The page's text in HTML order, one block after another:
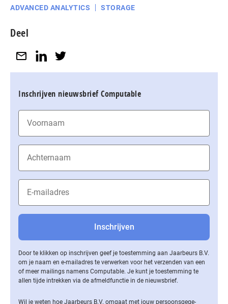
ADVANCED ANALYTICS STORAGE
Deel
Inschrijven nieuwsbrief Computable
Door te klikken op inschrijven geef je toestemming aan Jaarbeurs B.V.
om je naam en e-mailadres te verwerken voor het verzenden van een
of meer mailings namens Computable. Je kunt je toestemming te
allen tijde intrekken via de af­meld­func­tie in de nieuwsbrief.
Wil je weten hoe Jaarbeurs B.V. omgaat met jouw per­soons­ge­ge­